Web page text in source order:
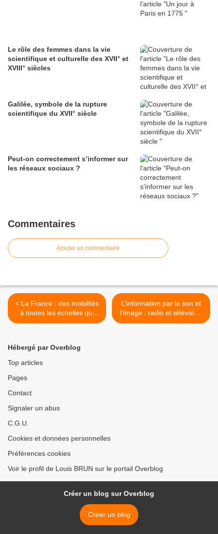
Le rôle des femmes dans la vie
scientifique et culturelle des XVII° et
XVIII° siècles
Galilée, symbole de la rupture
scientifique du XVII° siècle
Peut-on correctement s’informer sur
les réseaux sociaux ?
Commentaires
Ajouter un commentaire
< La France : des mobilités
à toutes les échelles qui
réorganisent le territoire
L’information par le son et
l’image : radio et télévision
au XXe siècle. >
Hébergé par Overblog
Top articles
Pages
Contact
Signaler un abus
C.G.U.
Cookies et données personnelles
Préférences cookies
Voir le profil de Louis BRUN sur le portail Overblog
Créer un blog sur Overblog
Créer un blog